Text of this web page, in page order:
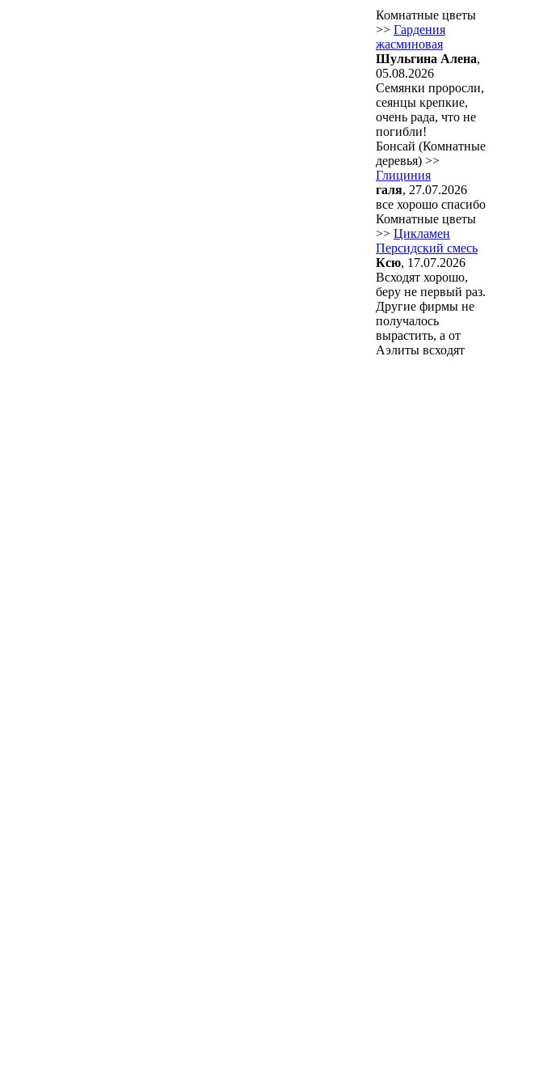
Комнатные цветы
>> Гардения
жасминовая
Шульгина Алена,
05.08.2026
Семянки проросли,
сеянцы крепкие,
очень рада, что не
погибли!
Бонсай (Комнатные
деревья) >>
Глициния
галя, 27.07.2026
все хорошо спасибо
Комнатные цветы
>> Цикламен
Персидский смесь
Ксю, 17.07.2026
Всходят хорошо,
беру не первый раз.
Другие фирмы не
получалось
вырастить, а от
Аэлиты всходят